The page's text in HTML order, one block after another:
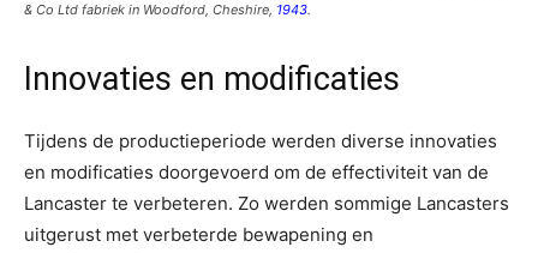
& Co Ltd fabriek in Woodford, Cheshire, 1943.
Innovaties en modificaties
Tijdens de productieperiode werden diverse innovaties
en modificaties doorgevoerd om de effectiviteit van de
Lancaster te verbeteren. Zo werden sommige Lancasters
uitgerust met verbeterde bewapening en